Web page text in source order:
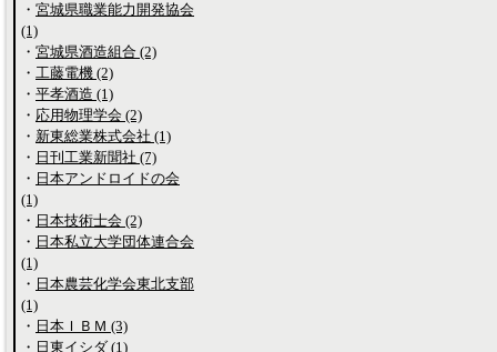
・ 宮城県職業能力開発協会
(1)
・ 宮城県酒造組合 (2)
・ 工藤電機 (2)
・ 平孝酒造 (1)
・ 応用物理学会 (2)
・ 新東総業株式会社 (1)
・ 日刊工業新聞社 (7)
・ 日本アンドロイドの会
(1)
・ 日本技術士会 (2)
・ 日本私立大学団体連合会
(1)
・ 日本農芸化学会東北支部
(1)
・ 日本ＩＢＭ (3)
・ 日東イシダ (1)